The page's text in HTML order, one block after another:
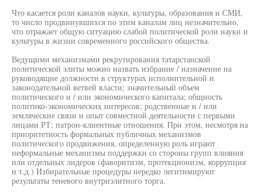
Что касается роли каналов науки, культуры, образования и СМИ,
то число продвинувшихся по этим каналам лиц незначительно,
что отражает общую ситуацию слабой политической роли науки и
культуры в жизни современного российского общества.
Ведущими механизмами рекрутирования татарстанской
политической элиты можно назвать избрание / назначение на
руководящие должности в структурах исполнительной и
законодательной ветвей власти; значительный объем
политического и / или экономического капитала; общность
политико-экономических интересов; родственные и / или
земляческие связи и опыт совместной деятельности с первыми
лицами РТ; патрон-клиентные отношения. При этом, несмотря на
приоритетность формальных публичных механизмов
политического продвижения, определенную роль играют
неформальные механизмы поддержки со стороны групп влияния
или отдельных лидеров (фаворитизм, протекционизм, коррупция
и т.д.) Избирательные процедуры нередко легитимируют
результаты теневого внутриэлитного торга.